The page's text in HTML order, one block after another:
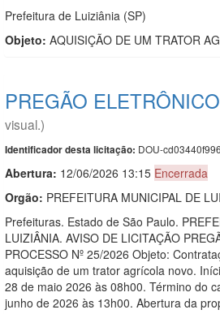
Prefeitura de Luiziânia (SP)
Objeto: AQUISIÇÃO DE UM TRATOR
PREGÃO
visual.)
Identificador desta licitação: DOU-
Abertura: 12/06/2026 13:15 Encerrada
Orgão: PREFEITURA MUNICIPAL DE
Prefeituras. Estado de São Paulo.
LUIZIÂNIA. AVISO DE LICITAÇÃO
PROCESSO Nº 25/2026 Objeto:
aquisição de um trator agrícola novo.
28 de maio 2026 às 08h00. Término do
junho de 2026 às 13h00. Abertura da